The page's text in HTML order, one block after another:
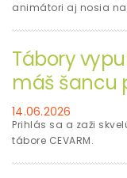
animátori aj nosia
Tábory
máš šancu
14.06.2026
Prihlás sa a zaži
tábore CEVARM.